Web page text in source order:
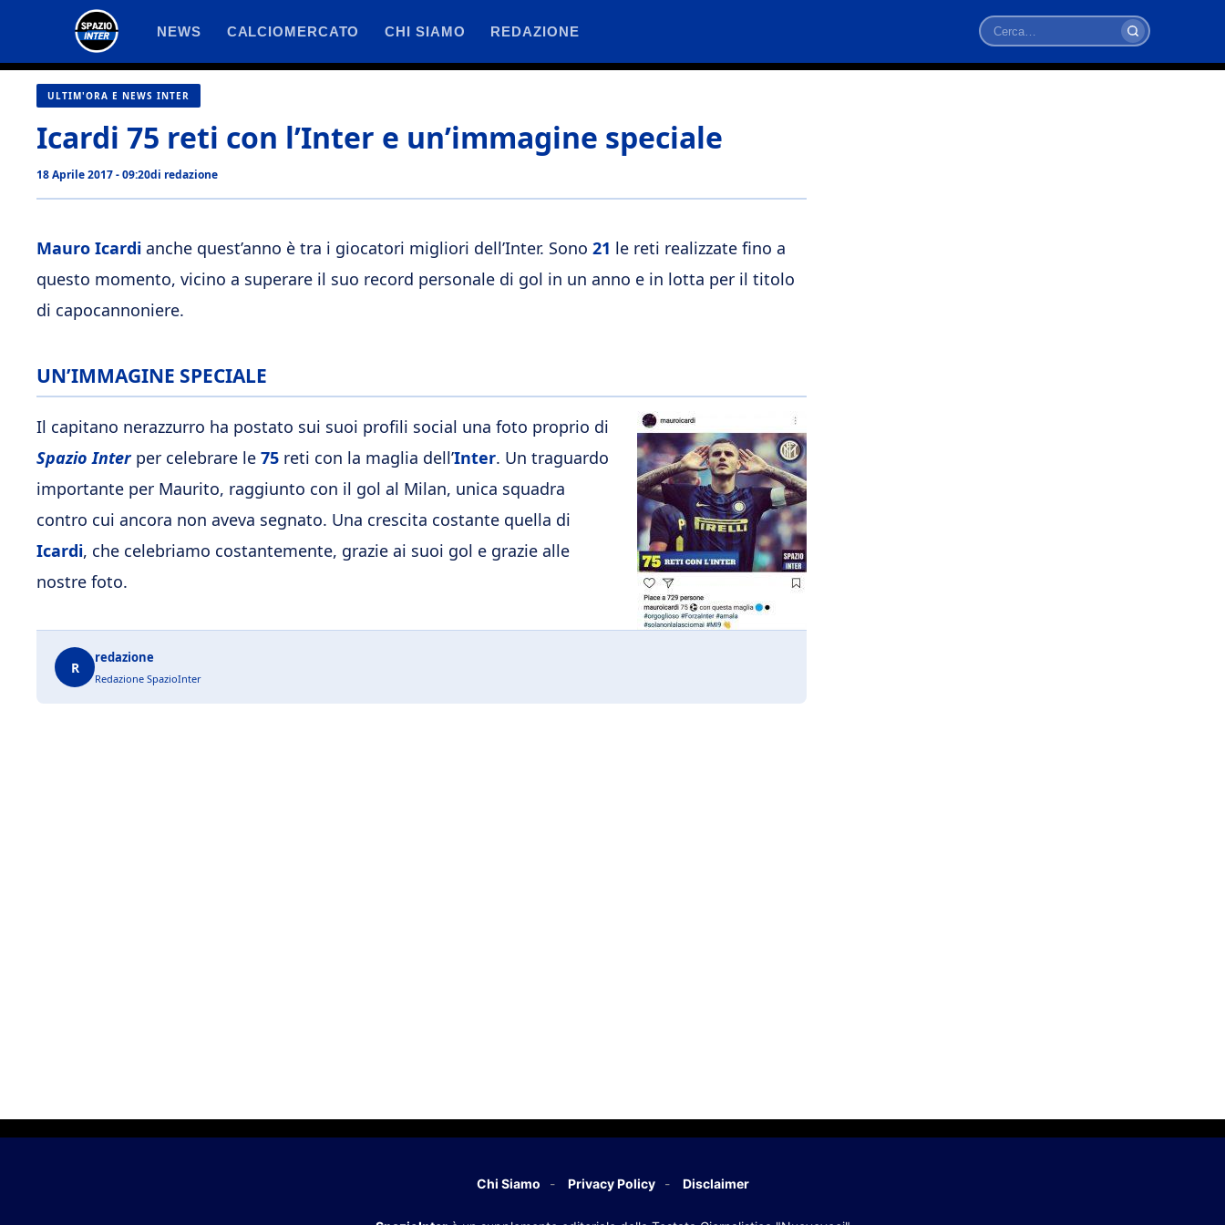
contenuto
NEWS CALCIOMERCATO CHI SIAMO REDAZIONE
Cerca
ULTIM'ORA E NEWS INTER
Icardi 75 reti con l’Inter e un’immagine speciale
18 Aprile 2017 - 09:20di redazione
Mauro Icardi anche quest’anno è tra i giocatori migliori dell’Inter. Sono 21 le reti realizzate fino a
questo momento, vicino a superare il suo record personale di gol in un anno e in lotta per il titolo
di capocannoniere.
UN’IMMAGINE SPECIALE
Il capitano nerazzurro ha postato sui suoi profili social una foto proprio di
Spazio Interper celebrare le 75 reti con la maglia dell’Inter. Un traguardo
importante per Maurito, raggiunto con il gol al Milan, unica squadra
contro cui ancora non aveva segnato. Una crescita costante quella di
Icardi, che celebriamo costantemente, grazie ai suoi gol e grazie alle
nostre foto.
R
redazione
Redazione SpazioInter
Chi Siamo Privacy Policy Disclaimer